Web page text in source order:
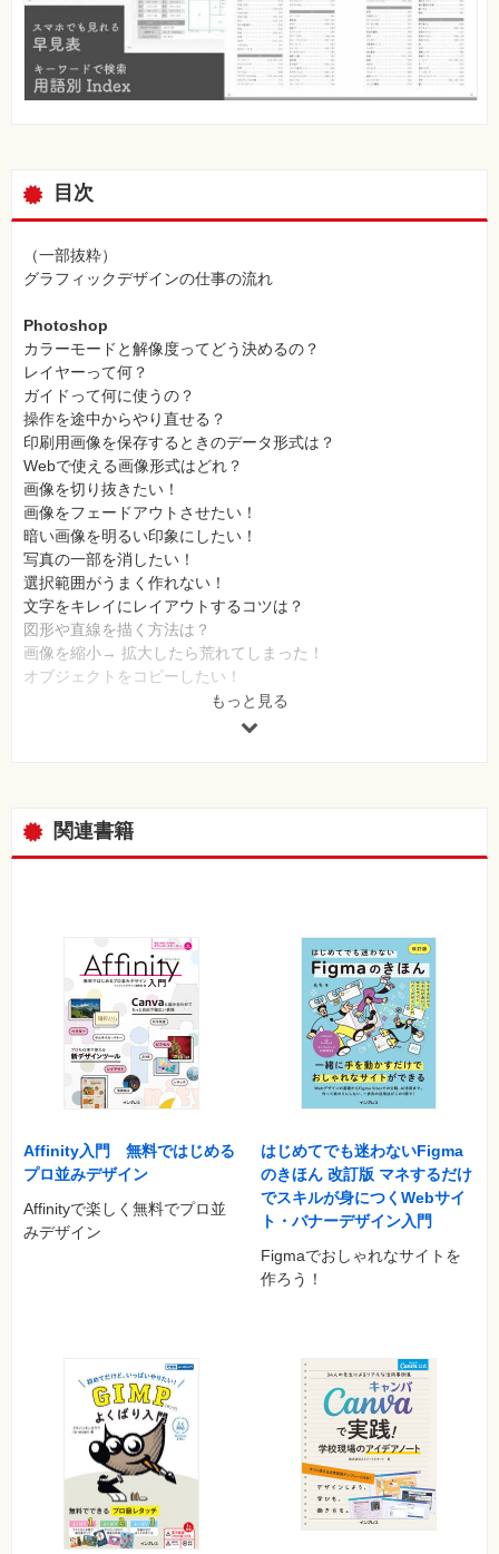
目次
（一部抜粋）
グラフィックデザインの仕事の流れ
Photoshop
カラーモードと解像度ってどう決めるの？
レイヤーって何？
ガイドって何に使うの？
操作を途中からやり直せる？
印刷用画像を保存するときのデータ形式は？
Webで使える画像形式はどれ？
画像を切り抜きたい！
画像をフェードアウトさせたい！
暗い画像を明るい印象にしたい！
写真の一部を消したい！
選択範囲がうまく作れない！
文字をキレイにレイアウトするコツは？
図形や直線を描く方法は？
画像を縮小→ 拡大したら荒れてしまった！
オブジェクトをコピーしたい！
文字や図形に縁や影を付けたい
乗算、オーバーレイ… 描画モードって何？
Illustrator
アートボードサイズの決め方は？
レイヤーはどんな風に使えばいい？
自由な形で曲線やイラストを描きたい！
もっと自由にフリーハンドで線を描けない？
文字の載せ方、設定方法は？
線や図形、文字の色の変え方は？
グラデーションにしたい！
柄で塗りつぶしたい！
線を二重に付けられる？
特色部分はどうやって塗るの？
オブジェクトをきれいに並べる方法は？
IllustratorデータをPhotoshopで開きたい！
RGB、CMYKだけじゃない色の深い話
バナー制作
Web用画像納品前チェックリスト
店頭POP 制作
印刷物入稿前チェックリスト
新規ドキュメントの選択肢が２つ…どっちを選べばいい？
ページの増減や順序変更はできる？
もっと見る
関連書籍
Affinity入門 無料ではじめる
プロ並みデザイン
Affinityで楽しく無料でプロ並
みデザイン
はじめてでも迷わないFigma
のきほん 改訂版 マネするだけ
でスキルが身につくWebサイ
ト・バナーデザイン入門
Figmaでおしゃれなサイトを
作ろう！